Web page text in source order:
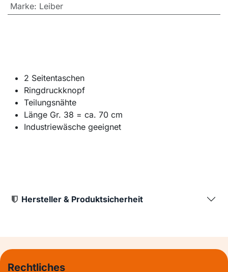
Marke: Leiber
2 Seitentaschen
Ringdruckknopf
Teilungsnähte
Länge Gr. 38 = ca. 70 cm
Industriewäsche geeignet
Hersteller & Produktsicherheit
Rechtliches